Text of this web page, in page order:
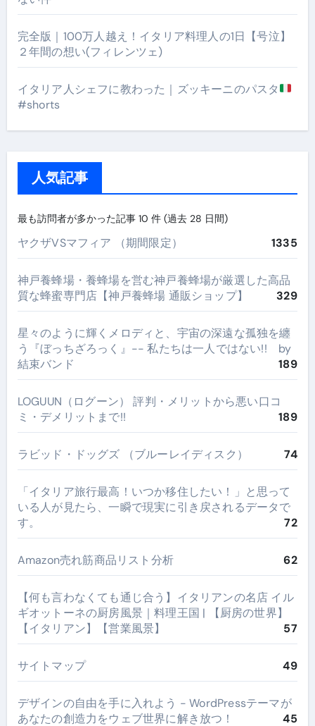
完全版｜100万人越え！イタリア料理人の1日【号泣】
２年間の想い(フィレンツェ)
イタリア人シェフに教わった｜ズッキーニのパスタ
#shorts
人気記事
最も訪問者が多かった記事 10 件 (過去 28 日間)
ヤクザVSマフィア （期間限定） 1335
神戸養蜂場・養蜂場を営む神戸養蜂場が厳選した高品
質な蜂蜜専門店【神戸養蜂場 通販ショップ】
329
星々のように輝くメロディと、宇宙の深遠な孤独を纏
う『ぼっちざろっく』-- 私たちは一人ではない!! by
結束バンド
189
LOGUUN（ログーン） 評判・メリットから悪い口コ
ミ・デメリットまで!!
189
ラビッド・ドッグズ （ブルーレイディスク） 74
​「イタリア旅行最高！いつか移住したい！」と思って
いる人が見たら、一瞬で現実に引き戻されるデータで
す。
72
Amazon売れ筋商品リスト分析 62
【何も言わなくても通じ合う】イタリアンの名店 イル
ギオットーネの厨房風景｜料理王国 | 【厨房の世界】
【イタリアン】【営業風景】
57
サイトマップ 49
デザインの自由を手に入れよう - WordPressテーマが
あなたの創造力をウェブ世界に解き放つ！
45